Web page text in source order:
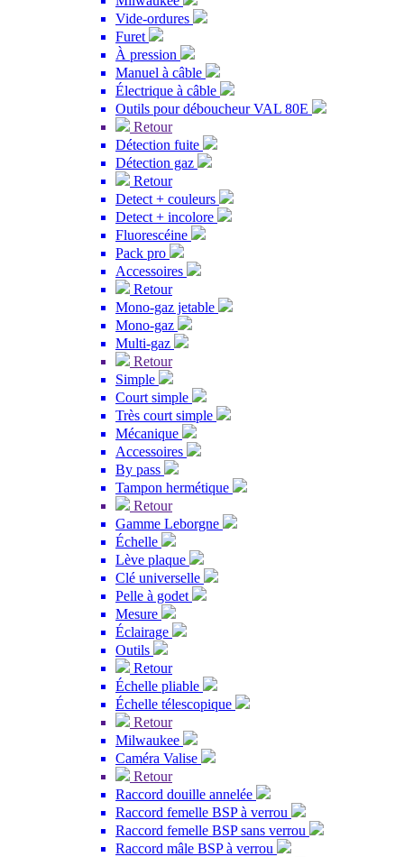
Vide-ordures
Furet
À pression
Manuel à câble
Électrique à câble
Outils pour déboucheur VAL 80E
Retour
Détection fuite
Détection gaz
Retour
Detect + couleurs
Detect + incolore
Fluorescéine
Pack pro
Accessoires
Retour
Mono-gaz jetable
Mono-gaz
Multi-gaz
Retour
Simple
Court simple
Très court simple
Mécanique
Accessoires
By pass
Tampon hermétique
Retour
Gamme Leborgne
Échelle
Lève plaque
Clé universelle
Pelle à godet
Mesure
Éclairage
Outils
Retour
Échelle pliable
Échelle télescopique
Retour
Milwaukee
Caméra Valise
Retour
Raccord douille annelée
Raccord femelle BSP à verrou
Raccord femelle BSP sans verrou
Raccord mâle BSP à verrou